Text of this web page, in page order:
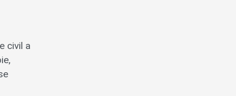
civil a